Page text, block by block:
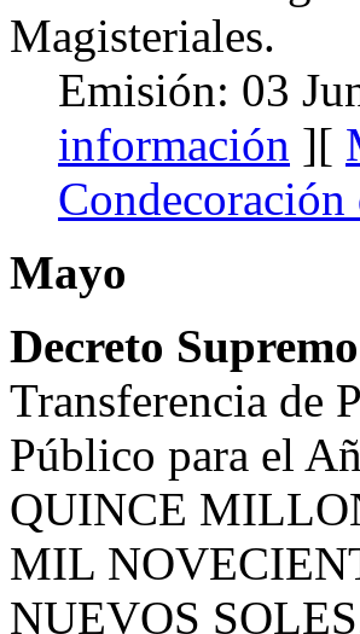
Magisteriales.
Emisión: 03
información ][
Condecoración
Mayo
Decreto
Transferencia de
Público para el
QUINCE
MIL
NUEVOS